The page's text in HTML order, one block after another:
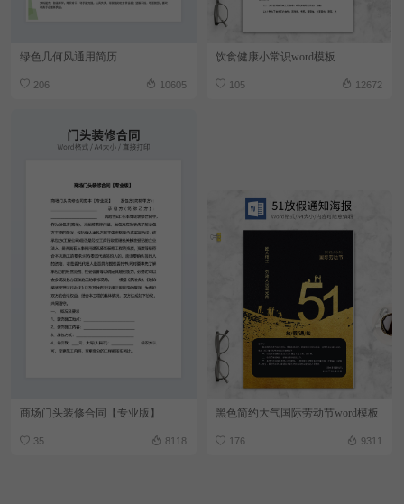
绿色几何风通用简历
206 10605
饮食健康小常识word模板
105 12672
商场门头装修合同【专业版】
35 8118
黑色简约大气国际劳动节word模板
176 9311